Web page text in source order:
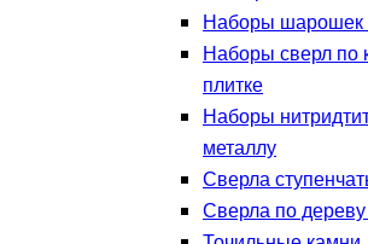
Наборы шарошек
Наборы сверл по
плитке
Наборы
металлу
Сверла
Сверла по